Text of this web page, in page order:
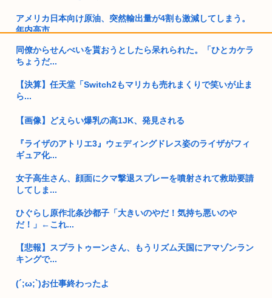
アメリカ日本向け原油、突然輸出量が4割も激減してしまう。
年内高市...
童貞大学生ワイ、バイト先のJDに飲みに誘われる！！！
熊本大震災震度7 （死者数38人）
職場のババアが熊本に寄せ書き書こうとか言い出した
少女「強姦されました」→ 大阪地裁「14歳女性がありもしな
い被害...
緊縮財政論者として知られる大物財務官僚、高市早苗の逆鱗に
触れ左遷
開成→東大法学部トップのエース官僚もサナ(神戸大)には勝て
就職氷河期世代が救われる方法
自民党「日本人56す56す56す56す56すコロスコロスコロ
ス…...
熊本地震避難所で高市早苗の態度が非常に良いと話題
同僚からせんべいを貰おうとしたら呆れられた。「ひとカケラ
ちょうだ...
【決算】任天堂「Switch2もマリカも売れまくりで笑いが止ま
ら...
【画像】どえらい爆乳の高1JK、発見される
『ライザのアトリエ3』ウェディングドレス姿のライザがフィ
ギュア化...
女子高生さん、顔面にクマ撃退スプレーを噴射されて救助要請
してしま...
ひぐらし原作北条沙都子「大きいのやだ！気持ち悪いのや
だ！」←これ...
【悲報】スプラトゥーンさん、もうリズム天国にアマゾンラン
キングで...
(´;ω;`)お仕事終わったよ